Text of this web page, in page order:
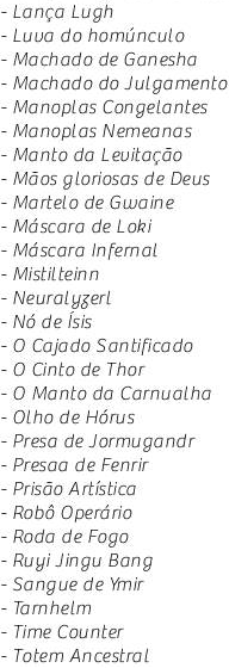
- Lança Lugh
- Luva do homúnculo
- Machado de Ganesha
- Machado do Julgamento
- Manoplas Congelantes
- Manoplas Nemeanas
- Manto da Levitação
- Mãos gloriosas de Deus
- Martelo de Gwaine
- Máscara de Loki
- Máscara Infernal
- Mistilteinn
- Neuralyzerl
- Nó de Ísis
- O Cajado Santificado
- O Cinto de Thor
- O Manto da Carnualha
- Olho de Hórus
- Presa de Jormugandr
- Presaa de Fenrir
- Prisão Artística
- Robô Operário
- Roda de Fogo
- Ruyi Jingu Bang
- Sangue de Ymir
- Tarnhelm
- Time Counter
- Totem Ancestral